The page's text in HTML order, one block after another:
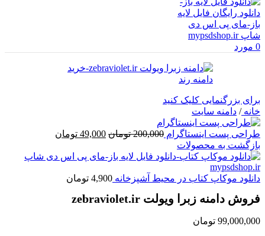
0 مورد
برای بزرگنمایی کلیک کنید
خانه/ دامنه سایت
طراحی پست اینستاگرام 200,000 تومان قیمت
200,000 تومان
49,000 تومان
49,000 تومان
بازگشت به محصولات
دانلود موکاپ کتاب در محیط آشپزخانه 4,900 تومان
فروش دامنه زبرا ویولت zebraviolet.ir
99,000,000 تومان